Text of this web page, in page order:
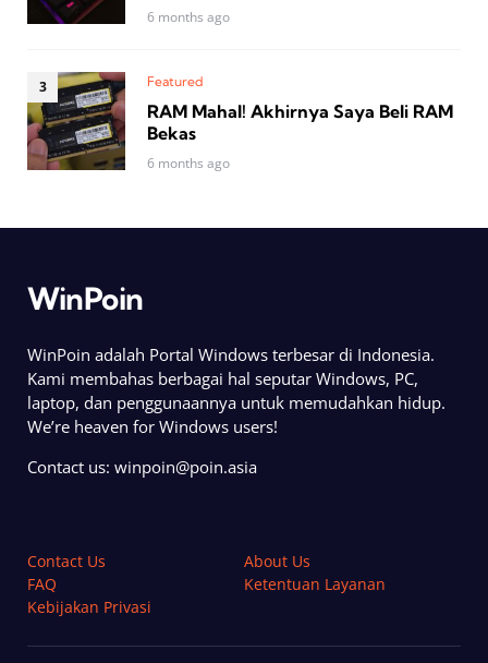
6 months ago
Featured
RAM Mahal! Akhirnya Saya Beli RAM
Bekas
6 months ago
WinPoin
WinPoin adalah Portal Windows terbesar di Indonesia.
Kami membahas berbagai hal seputar Windows, PC,
laptop, dan penggunaannya untuk memudahkan hidup.
We’re heaven for Windows users!
Contact us: winpoin@poin.asia
Contact Us
About Us
FAQ
Ketentuan Layanan
Kebijakan Privasi